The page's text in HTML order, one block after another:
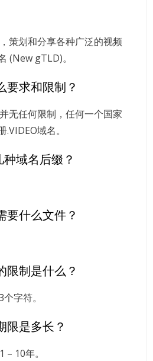
策划和分享各种广泛的视频
(New gTLD)。
要求和限制？
无任何限制，任何一个国家
域名。
域名后缀？
要什么文件？
限制是什么？
字符。
限是多长？
– 10年。